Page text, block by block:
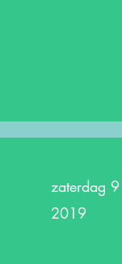
zaterdag
2019